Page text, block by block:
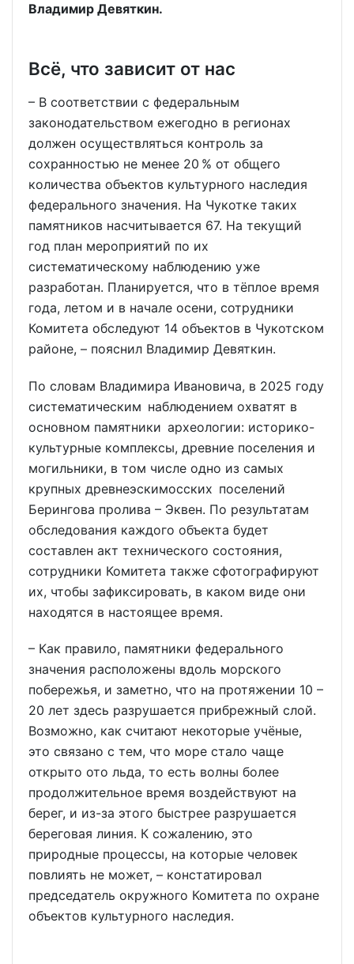
Владимир Девяткин.
Всё, что зависит от нас
– В соответствии с федеральным
законодательством ежегодно в регионах
должен осуществляться контроль за
сохранностью не менее 20 % от общего
количества объектов культурного наследия
федерального значения. На Чукотке таких
памятников насчитывается 67. На текущий
год план мероприятий по их
систематическому наблюдению уже
разработан. Планируется, что в тёплое время
года, летом и в начале осени, сотрудники
Комитета обследуют 14 объектов в Чукотском
районе, – пояснил Владимир Девяткин.
По словам Владимира Ивановича, в 2025 году
систематическим наблюдением охватят в
основном памятники археологии: историко-
культурные комплексы, древние поселения и
могильники, в том числе одно из самых
крупных древнеэскимосских поселений
Берингова пролива – Эквен. По результатам
обследования каждого объекта будет
составлен акт технического состояния,
сотрудники Комитета также сфотографируют
их, чтобы зафиксировать, в каком виде они
находятся в настоящее время.
– Как правило, памятники федерального
значения расположены вдоль морского
побережья, и заметно, что на протяжении 10 –
20 лет здесь разрушается прибрежный слой.
Возможно, как считают некоторые учёные,
это связано с тем, что море стало чаще
открыто ото льда, то есть волны более
продолжительное время воздействуют на
берег, и из-за этого быстрее разрушается
береговая линия. К сожалению, это
природные процессы, на которые человек
повлиять не может, – констатировал
председатель окружного Комитета по охране
объектов культурного наследия.